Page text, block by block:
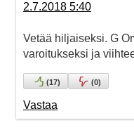
2.7.2018 5:40
Vetää hiljaiseksi. G
varoitukseksi ja
(17) (0)
Vastaa